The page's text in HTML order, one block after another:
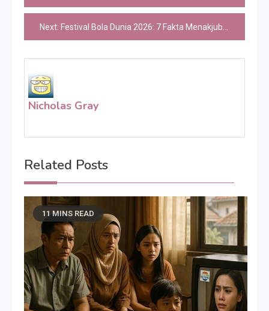
navigation
Next: Festival Bola Dunia 2026: 7 Fakta Menakjubkan Soal Fashion Icon Lapangan Hijau
Nicholas Gray
Related Posts
11 MINS READ